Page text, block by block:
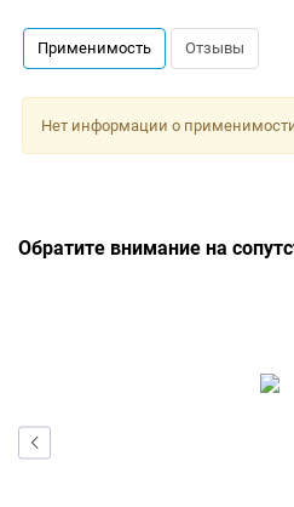
Применимость Отзывы
Нет информации о
Обратите внимание на